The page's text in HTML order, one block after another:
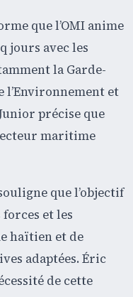
que l’OMI anime
jours avec les
la Garde-
l’Environnement et
précise que
maritime
que l’objectif
et les
haïtien et de
adaptées. Éric
de cette